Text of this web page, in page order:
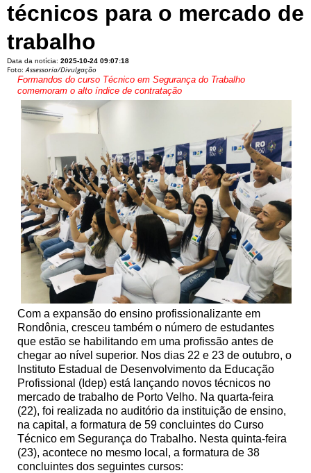
técnicos para o mercado de
trabalho
Data da notícia: 2025-10-24 09:07:18
Foto:Assessoria/Divulgação
Formandos do curso Técnico em Segurança do Trabalho
comemoram o alto índice de contratação
Com a expansão do ensino profissionalizante em
Rondônia, cresceu também o número de estudantes
que estão se habilitando em uma profissão antes de
chegar ao nível superior. Nos dias 22 e 23 de outubro, o
Instituto Estadual de Desenvolvimento da Educação
Profissional (Idep) está lançando novos técnicos no
mercado de trabalho de Porto Velho. Na quarta-feira
(22), foi realizada no auditório da instituição de ensino,
na capital, a formatura de 59 concluintes do Curso
Técnico em Segurança do Trabalho. Nesta quinta-feira
(23), acontece no mesmo local, a formatura de 38
concluintes dos seguintes cursos: